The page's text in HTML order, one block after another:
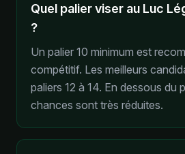
Quel palier viser au Luc
?
Un palier 10 minimum est
compétitif. Les meilleurs
paliers 12 à 14. En dessous du
chances sont très réduites.